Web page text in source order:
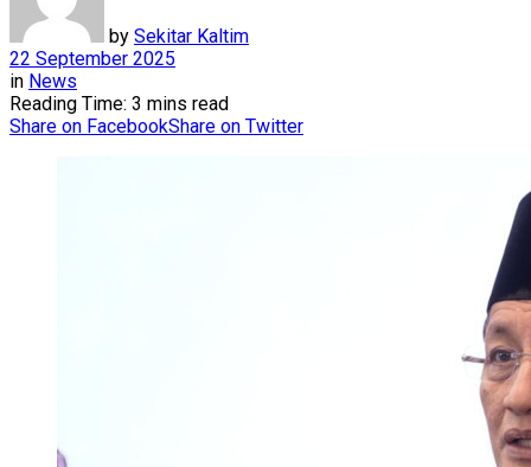
by Sekitar Kaltim
22 September 2025
in News
Reading Time: 3 mins read
Share on FacebookShare on Twitter